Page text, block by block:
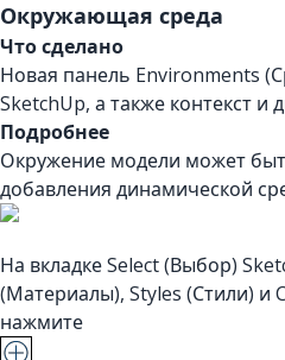
Окружающая среда
Что сделано
Новая панель Environments
SketchUp, а также контекст
Подробнее
Окружение модели может
добавления динамической
На вкладке Select (Выбор)
(Материалы), Styles (Стили) и
нажмите